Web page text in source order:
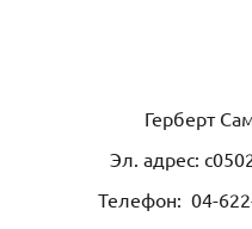
Герберт
Эл. адрес:
Телефон: 04-